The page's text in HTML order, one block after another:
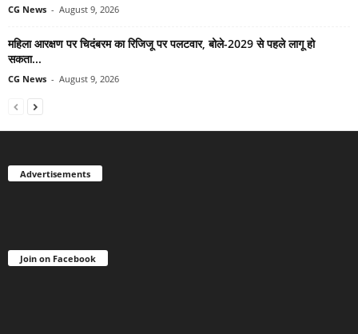
CG News - August 9, 2026
महिला आरक्षण पर चिदंबरम का रिजिजू पर पलटवार, बोले-2029 से पहले लागू हो
सकता...
CG News - August 9, 2026
Advertisements
Join on Facebook